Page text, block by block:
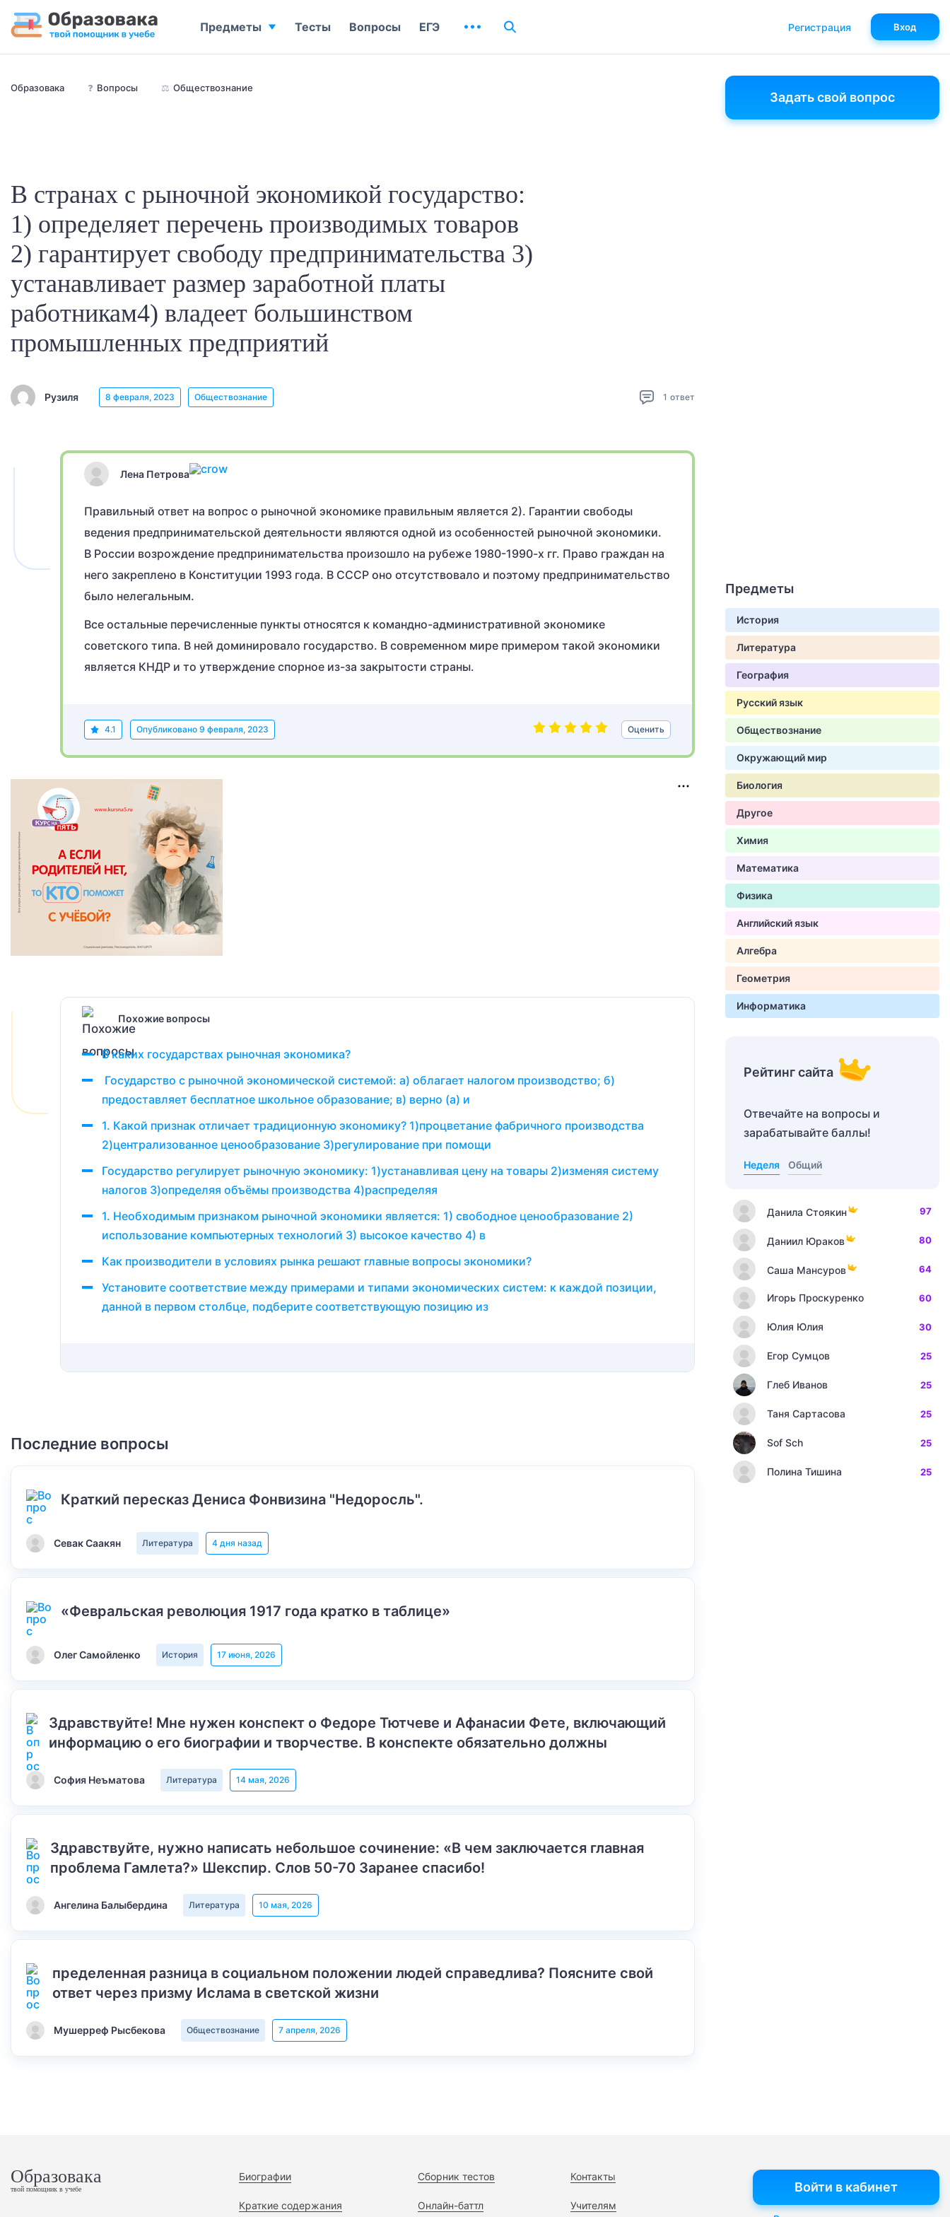
Образовака ❓ Вопросы ⚖️ Обществознание
В странах с рыночной экономикой государство:
1) определяет перечень производимых товаров
2) гарантирует свободу предпринимательства 3)
устанавливает размер заработной платы
работникам4) владеет большинством
промышленных предприятий
Рузиля 8 февраля, 2023 Обществознание 1 ответ
Лена Петрова
Правильный ответ на вопрос о рыночной экономике правильным является 2). Гарантии свободы
ведения предпринимательской деятельности являются одной из особенностей рыночной экономики.
В России возрождение предпринимательства произошло на рубеже 1980-1990-х гг. Право граждан на
него закреплено в Конституции 1993 года. В СССР оно отсутствовало и поэтому предпринимательство
было нелегальным.
Все остальные перечисленные пункты относятся к командно-административной экономике
советского типа. В ней доминировало государство. В современном мире примером такой экономики
является КНДР и то утверждение спорное из-за закрытости страны.
4.1 Опубликовано 9 февраля, 2023 Оценить
Похожие вопросы
В каких государствах рыночная экономика?
Государство с рыночной экономической системой: а) облагает налогом производство; б)
предоставляет бесплатное школьное образование; в) верно (а) и
1. Какой признак отличает традиционную экономику? 1)процветание фабричного производства
2)централизованное ценообразование 3)регулирование при помощи
Государство регулирует рыночную экономику: 1)устанавливая цену на товары 2)изменяя систему
налогов 3)определяя объёмы производства 4)распределяя
1. Необходимым признаком рыночной экономики является: 1) свободное ценообразование 2)
использование компьютерных технологий 3) высокое качество 4) в
Как производители в условиях рынка решают главные вопросы экономики?
Установите соответствие между примерами и типами экономических систем: к каждой позиции,
данной в первом столбце, подберите соответствующую позицию из
Последние вопросы
Краткий пересказ Дениса Фонвизина "Недоросль".
Севак Саакян Литература 4 дня назад
«Февральская революция 1917 года кратко в таблице»
Олег Самойленко История 17 июня, 2026
Здравствуйте! Мне нужен конспект о Федоре Тютчеве и Афанасии Фете, включающий
информацию о его биографии и творчестве. В конспекте обязательно должны
София Неъматова Литература 14 мая, 2026
Здравствуйте, нужно написать небольшое сочинение: «В чем заключается главная
проблема Гамлета?» Шекспир. Слов 50-70 Заранее спасибо!
Ангелина Балыбердина Литература 10 мая, 2026
пределенная разница в социальном положении людей справедлива? Поясните свой
ответ через призму Ислама в светской жизни
Мушерреф Рысбекова Обществознание 7 апреля, 2026
Задать свой вопрос
Предметы
История
Литература
География
Русский язык
Обществознание
Окружающий мир
Биология
Другое
Химия
Математика
Физика
Английский язык
Алгебра
Геометрия
Информатика
Рейтинг сайта
Отвечайте на вопросы и
зарабатывайте баллы!
Неделя Общий
Данила Стоякин 97
Даниил Юраков 80
Саша Мансуров 64
Игорь Проскуренко 60
Юлия Юлия 30
Егор Сумцов 25
Глеб Иванов 25
Таня Сартасова 25
Sof Sch 25
Полина Тишина 25
Предметы Тесты Вопросы ЕГЭ Регистрация Вход
Образовака
твой помощник в учебе
Биографии
Краткие содержания
Сборник тестов
Онлайн-баттл
Контакты
Учителям
Войти в кабинет